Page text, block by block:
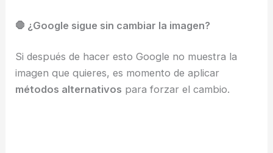
🛑 ¿Google sigue sin cambiar la imagen?
Si después de hacer esto Google no muestra la
imagen que quieres, es momento de aplicar
métodos alternativos para forzar el cambio.